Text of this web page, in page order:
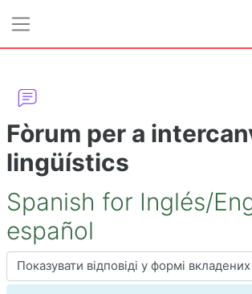
Fòrum per a
lingüístics
Spanish for Inglés/
español
Тип показу